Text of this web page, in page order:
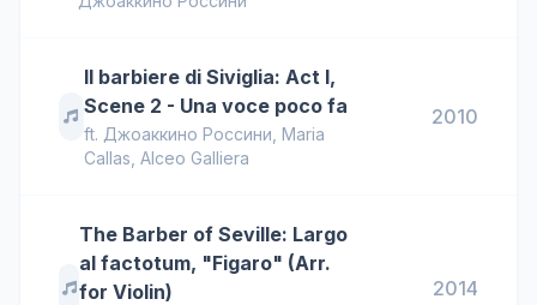
Il barbiere di Siviglia: Act I,
Scene 2 - Una voce poco fa
ft. Джоаккино Россини Maria
Callas Alceo Galliera
2010
The Barber of Seville: Largo
al factotum, "Figaro" (Arr.
for Violin)
2014